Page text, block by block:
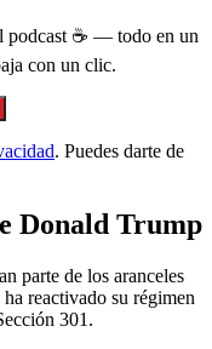
podcast ☕ — todo en un
con un clic.
. Puedes darte de
Donald Trump
parte de los aranceles
ha reactivado su régimen
301.